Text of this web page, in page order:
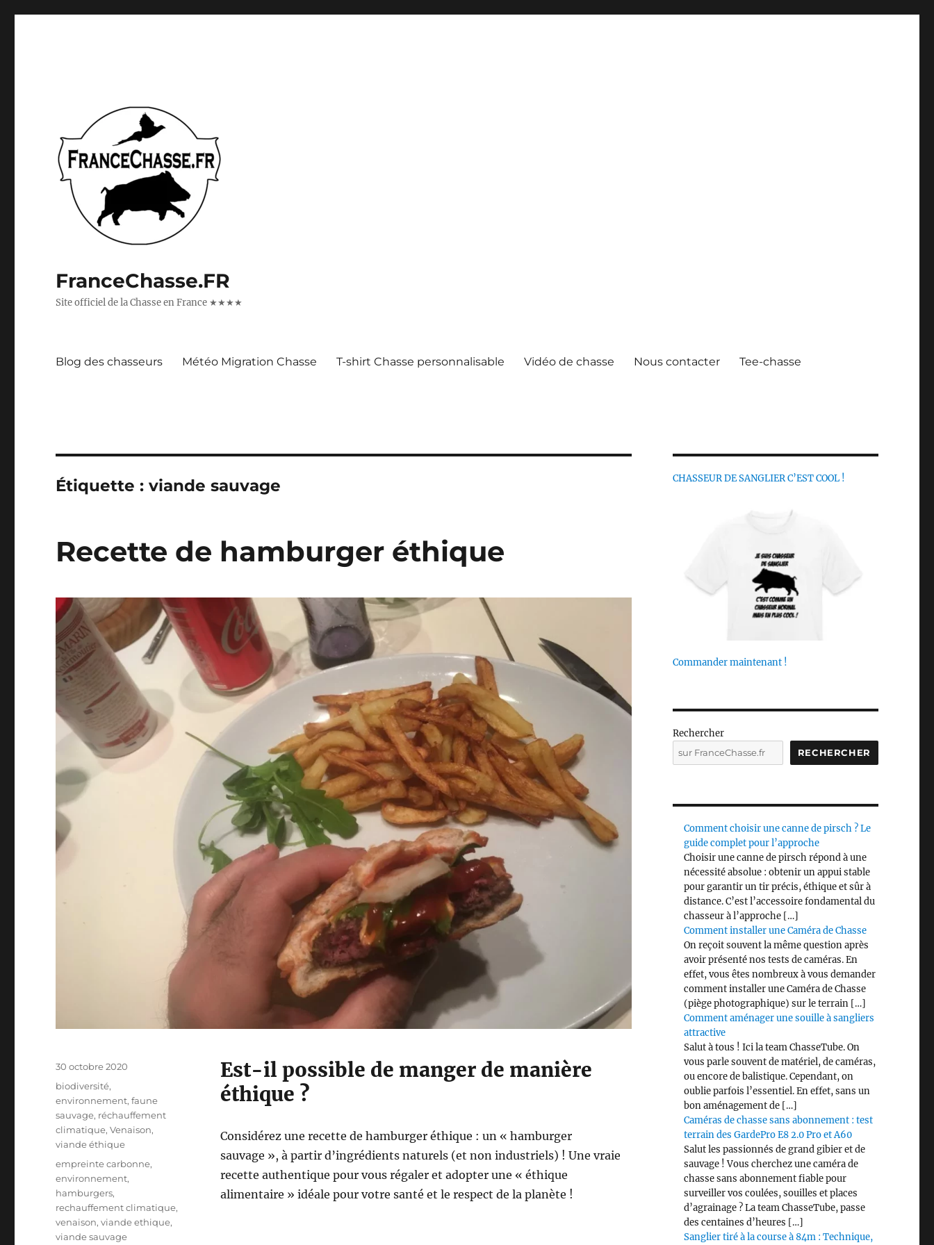
FranceChasse.FR
Site officiel de la Chasse en France ★★★★
Blog des chasseurs Météo Migration Chasse T-shirt Chasse personnalisable Vidéo de chasse Nous contacter Tee-chasse
Étiquette :viande sauvage
Recette de hamburger éthique
Est-il possible de manger de manière
éthique ?
Considérez une recette de hamburger éthique : un « hamburger
sauvage », à partir d’ingrédients naturels (et non industriels) ! Une vraie
recette authentique pour vous régaler et adopter une « éthique
alimentaire » idéale pour votre santé et le respect de la planète !
P
u
e
30 octobre 2020
C
a
t
é
g
i
biodiversité,
environnement,faune
sauvage, réchauffement
climatique,Venaison,
viande éthique
É
t
i
q
u
e
empreinte carbonne,
environnement,
hamburgers,
rechauffement climatique,
venaison,viande ethique,
viande sauvage
CHASSEUR DE SANGLIER C’EST COOL !
Commander maintenant !
Rechercher
RECHERCHER
Comment choisir une canne de pirsch ? Le
guide complet pour l’approche
Choisir une canne de pirsch répond à une
nécessité absolue : obtenir un appui stable
pour garantir un tir précis, éthique et sûr à
distance. C’est l’accessoire fondamental du
chasseur à l’approche […]
Comment installer une Caméra de Chasse
On reçoit souvent la même question après
avoir présenté nos tests de caméras. En
effet, vous êtes nombreux à vous demander
comment installer une Caméra de Chasse
(piège photographique) sur le terrain […]
Comment aménager une souille à sangliers
attractive
Salut à tous ! Ici la team ChasseTube. On
vous parle souvent de matériel, de caméras,
ou encore de balistique. Cependant, on
oublie parfois l’essentiel. En effet, sans un
bon aménagement de […]
Caméras de chasse sans abonnement : test
terrain des GardePro E8 2.0 Pro et A60
Salut les passionnés de grand gibier et de
sauvage ! Vous cherchez une caméra de
chasse sans abonnement fiable pour
surveiller vos coulées, souilles et places
d’agrainage ? La team ChasseTube, passe
des centaines d’heures […]
Sanglier tiré à la course à 84m : Technique,